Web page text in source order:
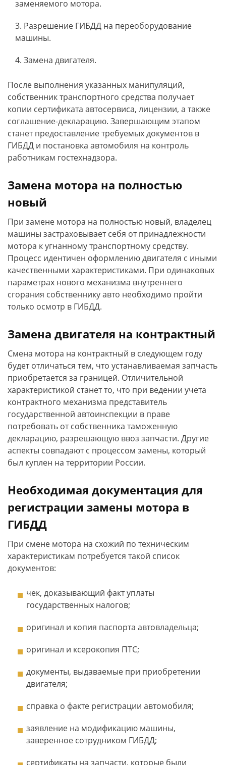
заменяемого мотора.
Разрешение ГИБДД на переоборудование
машины.
Замена двигателя.
После выполнения указанных манипуляций,
собственник транспортного средства получает
копии сертификата автосервиса, лицензии, а также
соглашение-декларацию. Завершающим этапом
станет предоставление требуемых документов в
ГИБДД и постановка автомобиля на контроль
работникам гостехнадзора.
Замена мотора на полностью
новый
При замене мотора на полностью новый, владелец
машины застраховывает себя от принадлежности
мотора к угнанному транспортному средству.
Процесс идентичен оформлению двигателя с иными
качественными характеристиками. При одинаковых
параметрах нового механизма внутреннего
сгорания собственнику авто необходимо пройти
только осмотр в ГИБДД.
Замена двигателя на контрактный
Смена мотора на контрактный в следующем году
будет отличаться тем, что устанавливаемая запчасть
приобретается за границей. Отличительной
характеристикой станет то, что при ведении учета
контрактного механизма представитель
государственной автоинспекции в праве
потребовать от собственника таможенную
декларацию, разрешающую ввоз запчасти. Другие
аспекты совпадают с процессом замены, который
был куплен на территории России.
Необходимая документация для
регистрации замены мотора в
ГИБДД
При смене мотора на схожий по техническим
характеристикам потребуется такой список
документов:
чек, доказывающий факт уплаты
государственных налогов;
оригинал и копия паспорта автовладельца;
оригинал и ксерокопия ПТС;
документы, выдаваемые при приобретении
двигателя;
справка о факте регистрации автомобиля;
заявление на модификацию машины,
заверенное сотрудником ГИБДД;
сертификаты на запчасти, которые были